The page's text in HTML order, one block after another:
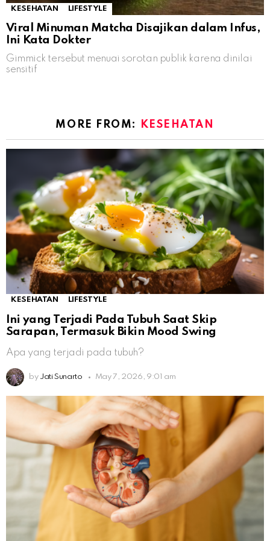
KESEHATAN LIFESTYLE
Viral Minuman Matcha Disajikan dalam Infus,
Ini Kata Dokter
Gimmick tersebut menuai sorotan publik karena dinilai
sensitif
MORE FROM: KESEHATAN
KESEHATAN LIFESTYLE
Ini yang Terjadi Pada Tubuh Saat Skip
Sarapan, Termasuk Bikin Mood Swing
Apa yang terjadi pada tubuh?
by Jati Sunarto May 7, 2026, 9:01 am